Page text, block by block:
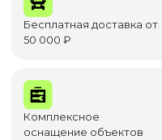
Бесплатная доставка от
50 000 ₽
Комплексное
оснащение объектов